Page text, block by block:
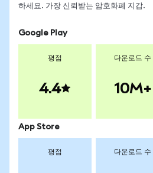
하세요. 가장 신뢰받는 암호화폐 지갑.
Google Play
평점
4.4
다운로드 수
10M+
App Store
평점 다운로드 수